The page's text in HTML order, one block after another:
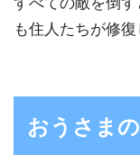
も住人たちが修復
おうさま